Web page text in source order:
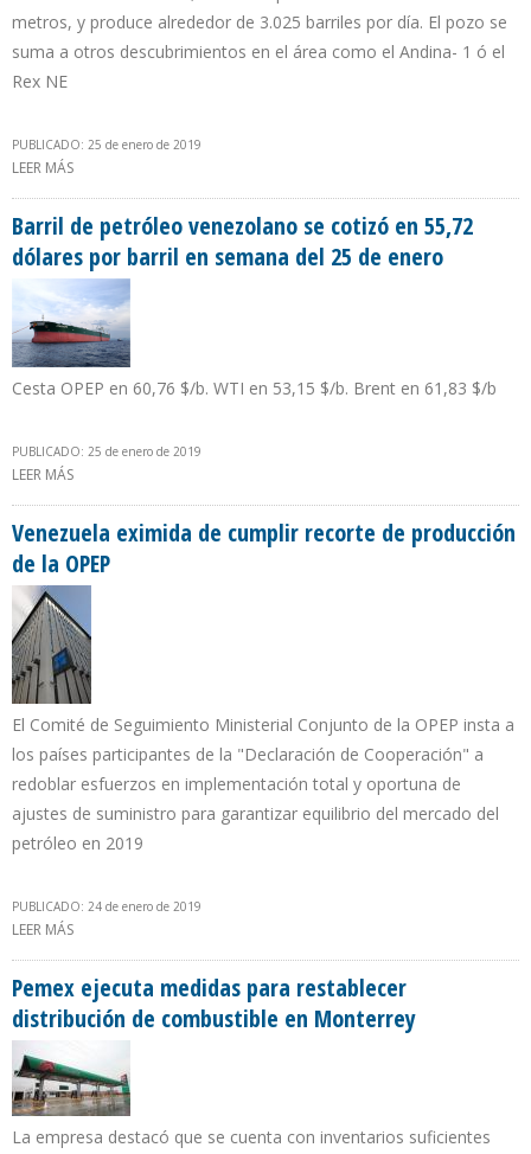
metros, y produce alrededor de 3.025 barriles por día. El pozo se
suma a otros descubrimientos en el área como el Andina- 1 ó el
Rex NE
PUBLICADO: 25 de enero de 2019
LEER MÁS
Barril de petróleo venezolano se cotizó en 55,72
dólares por barril en semana del 25 de enero
Cesta OPEP en 60,76 $/b. WTI en 53,15 $/b. Brent en 61,83 $/b
PUBLICADO: 25 de enero de 2019
LEER MÁS
Venezuela eximida de cumplir recorte de producción
de la OPEP
El Comité de Seguimiento Ministerial Conjunto de la OPEP insta a
los países participantes de la "Declaración de Cooperación" a
redoblar esfuerzos en implementación total y oportuna de
ajustes de suministro para garantizar equilibrio del mercado del
petróleo en 2019
PUBLICADO: 24 de enero de 2019
LEER MÁS
Pemex ejecuta medidas para restablecer
distribución de combustible en Monterrey
La empresa destacó que se cuenta con inventarios suficientes